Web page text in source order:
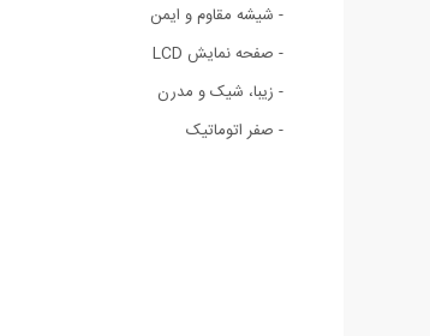
- شیشه مقاوم و ایمن
- صفحه نمایش LCD
- زیبا، شیک و مدرن
- صفر اتوماتیک